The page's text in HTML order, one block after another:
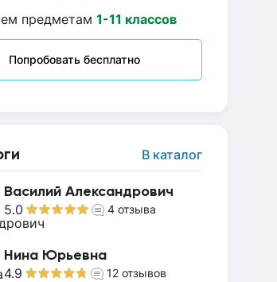
предметам 1-11 классов
Попробовать бесплатно
В каталог
Василий Александрович
5.0 4 отзыва
Нина Юрьевна
4.9 12 отзывов